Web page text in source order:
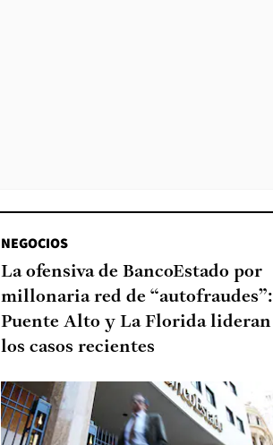
NEGOCIOS
La ofensiva de BancoEstado por
millonaria red de “autofraudes”:
Puente Alto y La Florida lideran
los casos recientes